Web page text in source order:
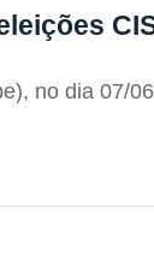
no dia 07/